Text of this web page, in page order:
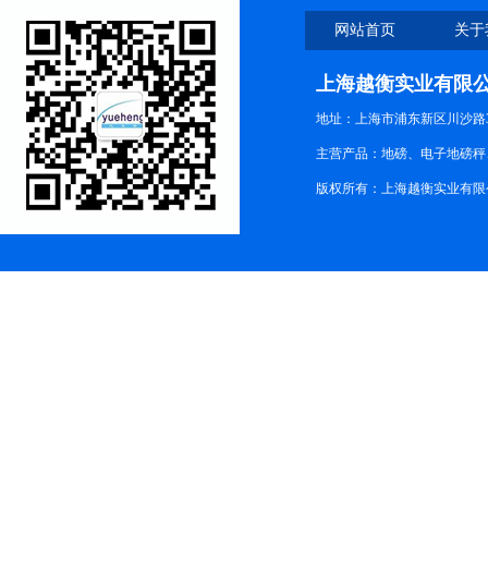
网站首页 关
上海越衡实业有限
地址：上海市浦东新区川沙路
主营产品：地磅、电子地磅
版权所有：上海越衡实业有